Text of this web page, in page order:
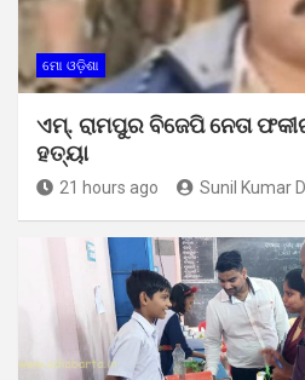
ମୋ ଓଡ଼ିଶା
ଏମ୍. ରାମପୁର ବିଜେପି ନେତା
ହତ୍ୟା
21 hours ago Sunil Kumar